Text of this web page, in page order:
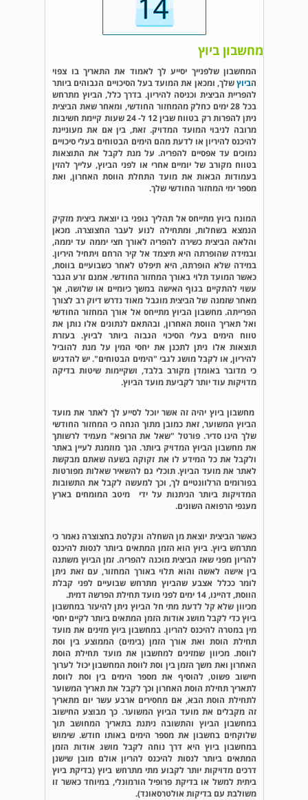
מחשבון ביוץ
המחשבון שלפנייך יסייע לך לאמוד את התאריך בו צפוי
הביוץשלך, ומכאן את המועד בעל הסיכויים הגבוהים ביותר
להפריית הביצית וכניסה להיריון. בדרך כלל, הביוץ מתרחש
בכל 28 ימים כחלק מהמחזור החודשי, ומאחר שאת הביצית
ניתן להפרות רק בטווח שבין 12 ל- 24 שעות קיימת חשיבות
מרובה לניבוי המועד המדויק. זאת, בין אם את מעוניינת
להיכנס להיריון או לדעת מהם הימים הבטוחים בעלי סיכויים
נמוכים עד אפסיים להפריה. על מנת לקבל את התוצאות
בטווח מקורב של יומיים אחרי או לפני הביוץ, עלייך להזין
בעמודות הבאות את מועד התחלת הווסת האחרון, ואת
מספר ימי המחזור החודשי שלך.
המונח ביוץ מתייחס אל תהליך גופני בו יוצאת ביצית מזקיק
הנמצא בשחלות, ומתחילה לנוע לעבר החצוצרה. מכאן
והלאה הביצית כשירה להפריה לאורך חצי יממה עד יממה,
ובמידה שהופרתה היא תיצמד אל קיר הרחם ויתחיל היריון.
במידה שלא הופרתה, היא תיפלט לאחר כשבועיים בווסת,
כאשר המועד תלוי באורך המחזור החודשי. אמנם זרע הגבר
עשוי להתקיים בגוף האישה במשך כיומיים או שלושה, אך
מאחר שזמנה של הביצית מוגבל מאוד נדרש דיוק רב לצורך
הפרייתה. מחשבון הביוץ מתייחס אל אורך המחזור החודשי
ואל תאריך הווסת האחרון, ובהתאם לנתונים אלו נותן את
טווח הימים בעלי הסיכוי הגבוה ביותר לביוץ. בעזרת
תוצאות אלו ניתן לתכנן את יחסי המין על מנת להוביל
להיריון, או לקבל מושג לגבי "הימים הבטוחים". יש להדגיש
כי מדובר באומדן מקורב בלבד, ושקיימות שיטות בדיקה
מדויקות עוד יותר לקביעת מועד הביוץ.
מחשבון ביוץ יהיה זה אשר יוכל לסייע לך לאתר את מועד
הביוץ המשוער, זאת כמובן מתוך הנחה כי המחזור החודשי
שלך הינו סדיר. פורטל "שאל את הרופא" מעמיד לרשותך
את מחשבון הביוץ המדויק ביותר. הנך מוזמנת לעיין באתר
ולקבל את כל המידע לו את זקוקה בשעה שאתם מבקשת
לאתר את מועד הביוץ. תוכלי גם להשאיר שאלות מפורטות
בפורומים הרלוונטיים לך, וכך למעשה לקבל את התשובות
המדויקות ביותר הניתנות על ידי מיטב המומחים בארץ
מענפי הרפואה השונים.
כאשר הביצית יוצאת מן השחלה ונקלטת בחצוצרה נאמר כי
מתרחש ביוץ. ביוץ הוא הזמן המתאים ביותר לנסות להיכנס
להריון מפני שאז הביצית מוכנה להפריה. זמן הביוץ משתנה
בין אישה לאשה והוא תלוי באורך המחזור, עם זאת ניתן
לומר ככלל אצבע שהביוץ מתרחש שבועיים לפני קבלת
הווסת, דהיינו, 14 ימים לפני מועד תחילת הפרשה דמית.
מכיוון שלא קל לדעת מתי חל הביוץ ניתן להיעזר במחשבון
ביוץ כדי לקבל מושג אודות הזמן המתאים ביותר לקיים יחסי
מין במטרה להיכנס להריון. במחשבון ביוץ מזינים את מועד
תחילת הוסת ואת אורך הזמן (בימים) הממוצע בין וסת
לווסת. מכיוון שמזינים למחשבון את מועד תחילת הוסת
האחרון ואת משך הזמן בין וסת לווסת המחשבון יכול לערוך
חישוב פשוט, להוסיף את מספר הימים בין וסת לווסת
לתאריך תחילת הוסת האחרון וכך לקבל את תאריך המשוער
לתחילת הוסת הבא, אם מחסירים ארבע עשר יום מתאריך
זה מקבלים את מועד הביוץ המשוער. כך מבוצע החישוב
במחשבון הביוץ והתשובה ניתנת בתאריך המחושב תוך
שלוקחים בחשבון את מספר הימים באותו חודש. שימוש
במחשבון ביוץ היא דרך נוחה לקבל מושג אודות הזמן
המתאים ביותר לנסות להיכנס להריון אולם מובן שישנן
דרכים מדויקות יותר לקבוע מתי מתרחש ביוץ (בדיקת ביוץ
ביתית למשל או בדיקת פרופיל הורמונלי, במיוחד כאשר זו
משולבת עם בדיקות אולטרסאונד).